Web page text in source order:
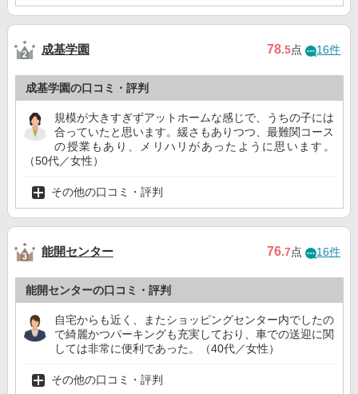
成基学園 78.5点 16件
成基学園の口コミ・評判
規模が大きすぎずアットホームな感じで、うちの子には
合っていたと思います。緩さもありつつ、最難関コース
の授業もあり、メリハリがあったように思います。
（50代／女性）
その他の口コミ・評判
能開センター 76.7点 16件
能開センターの口コミ・評判
自宅からも近く、またショッピングセンター内でしたの
で綺麗かつパーキングも充実しており、車での送迎に関
しては非常に便利であった。（40代／女性）
その他の口コミ・評判